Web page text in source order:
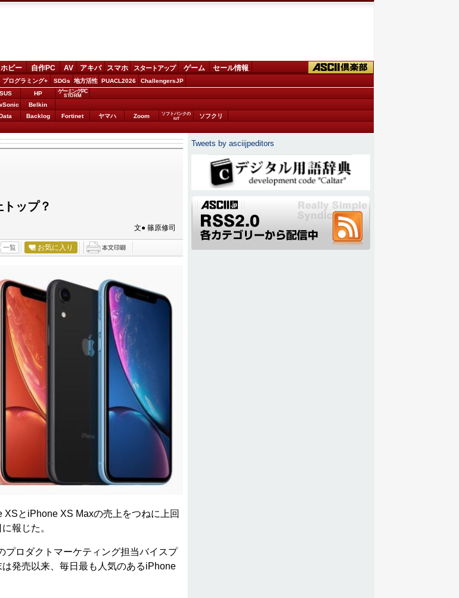
ホビー 自作PC AV アキバ スマホ スタートアップ ゲーム セール情報
プログラミング+ SDGs 地方活性 PUACL2026 ChallengersJP
HP ゲーミングPC
STORM
Belkin
Backlog Fortinet ヤマハ Zoom
ソフトバンクの
IoT
ソフクリ
ップ？
文● 篠原修司
一覧 お気に入り
とiPhone XS Maxの売上をつねに上回
報じた。
ロダクトマーケティング担当バイスプ
発売以来、毎日最も人気のあるiPhone
Tweets by asciijpeditors